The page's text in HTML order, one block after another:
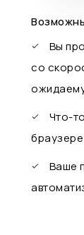
Вы
со
Что-
браузере
Ваше